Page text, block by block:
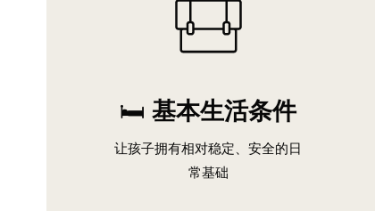
🛏基本生活条件
让孩子拥有相对稳定、安全的日
常基础